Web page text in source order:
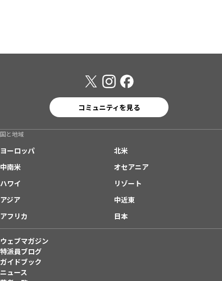
コミュニティを見る
国と地域
ヨーロッパ
北米
中南米
オセアニア
ハワイ
リゾート
アジア
中近東
アフリカ
日本
ウェブマガジン
特派員ブログ
ガイドブック
ニュース